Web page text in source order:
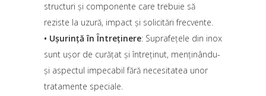
structuri și componente care trebuie să
reziste la uzură, impact și solicitări frecvente.
• Ușurință în Întreținere: Suprafețele din inox
sunt ușor de curățat și întreținut, menținându-
și aspectul impecabil fără necesitatea unor
tratamente speciale.